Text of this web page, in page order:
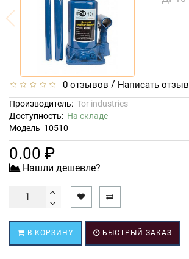
0 отзывов / Написать отзыв
Производитель: Tor industries
Доступность: На складе
Модель 10510
0.00 ₽
Нашли дешевле?
В КОРЗИНУ БЫСТРЫЙ ЗАКАЗ